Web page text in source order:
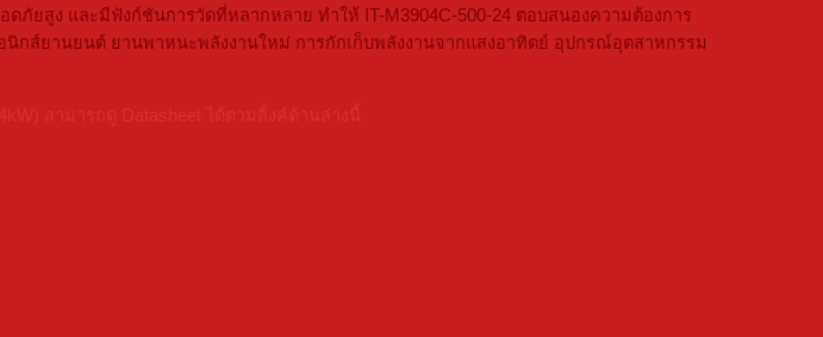
ภัยสูง และมีฟังก์ชันการวัดที่หลากหลาย ทำให้ IT-M3904C-500-24 ตอบสนองความต้องการ
กส์ยานยนต์ ยานพาหนะพลังงานใหม่ การกักเก็บพลังงานจากแสงอาทิตย์ อุปกรณ์อุตสาหกรรม